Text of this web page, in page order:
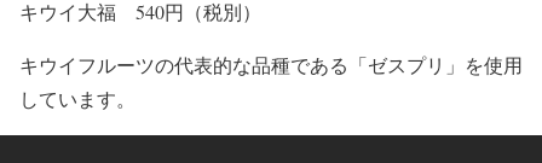
キウイ大福 540円（税別）
キウイフルーツの代表的な品種である「ゼスプリ」を使用
しています。